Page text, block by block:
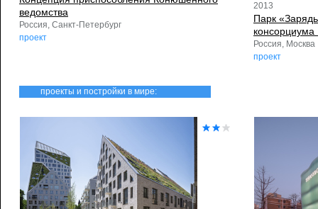
ведомства
Россия, Санкт-Петербург
проект
2013
Парк
консорциума
Россия, Москва
проект
проекты и постройки в мире: